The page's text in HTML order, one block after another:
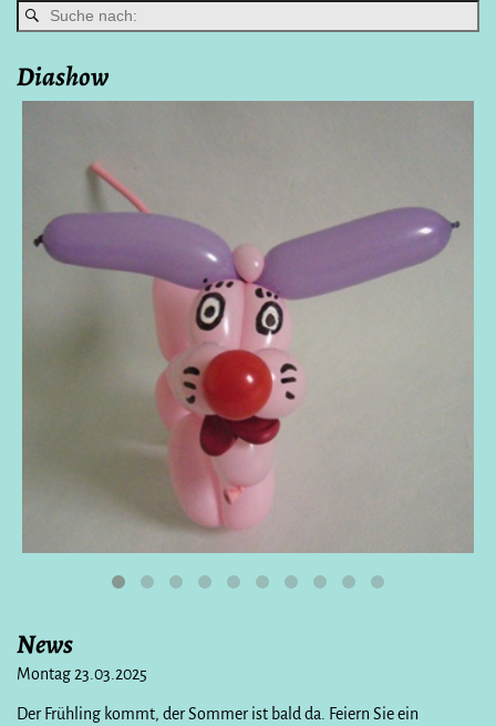
Diashow
News
Montag 23.03.2025
Der Frühling kommt, der Sommer ist bald da. Feiern Sie ein